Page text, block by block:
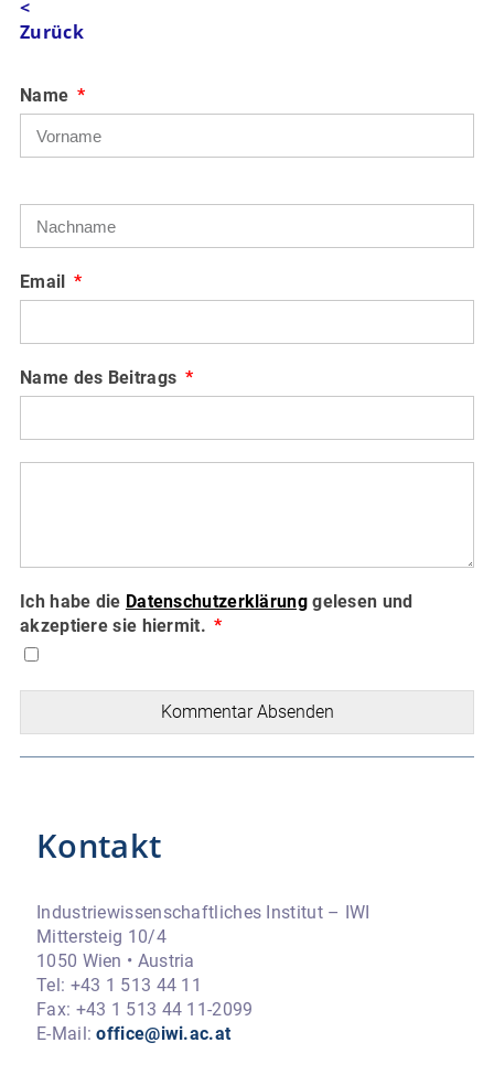
<
Zurück
Name
Email
Name des Beitrags
Ich habe die Datenschutzerklärunggelesen und
akzeptiere sie hiermit.
Kommentar Absenden
Kontakt
Industriewissenschaftliches Institut – IWI
Mittersteig 10/4
1050 Wien • Austria
Tel: +43 1 513 44 11
Fax: +43 1 513 44 11-2099
E-Mail:office@iwi.ac.at